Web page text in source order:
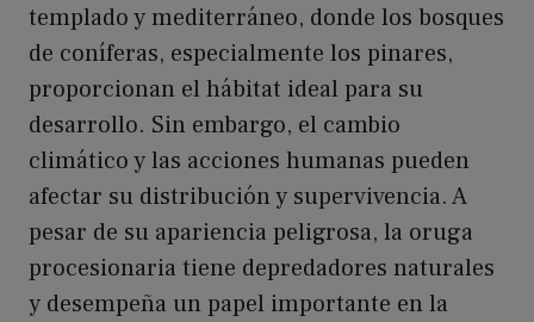
templado y mediterráneo, donde los bosques
de coníferas, especialmente los pinares,
proporcionan el hábitat ideal para su
desarrollo. Sin embargo, el cambio
climático y las acciones humanas pueden
afectar su distribución y supervivencia. A
pesar de su apariencia peligrosa, la oruga
procesionaria tiene depredadores naturales
y desempeña un papel importante en la